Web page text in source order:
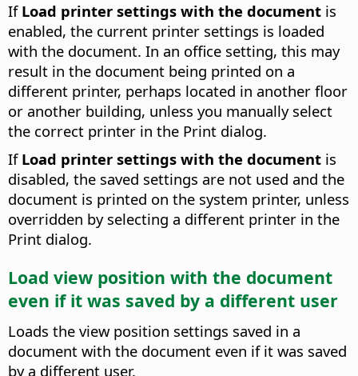
If Load printer settings with the document is
enabled, the current printer settings is loaded
with the document. In an office setting, this may
result in the document being printed on a
different printer, perhaps located in another floor
or another building, unless you manually select
the correct printer in the Print dialog.
If Load printer settings with the document is
disabled, the saved settings are not used and the
document is printed on the system printer, unless
overridden by selecting a different printer in the
Print dialog.
Load view position with the document
even if it was saved by a different user
Loads the view position settings saved in a
document with the document even if it was saved
by a different user.